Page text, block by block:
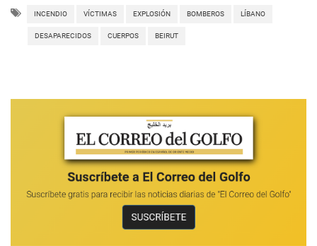
INCENDIO VÍCTIMAS EXPLOSIÓN BOMBEROS LÍBANO
DESAPARECIDOS CUERPOS BEIRUT